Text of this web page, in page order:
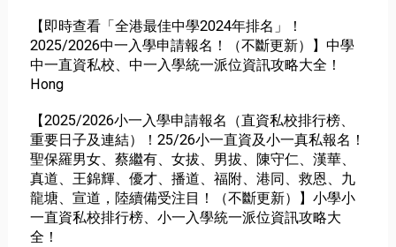
【即時查看「全港最佳中學2024年排名」！
2025/2026中一入學申請報名！（不斷更新）】中學
中一直資私校、中一入學統一派位資訊攻略大全！
Hong
【2025/2026小一入學申請報名（直資私校排行榜、
重要日子及連結）！25/26小一直資及小一真私報名！
聖保羅男女、蔡繼有、女拔、男拔、陳守仁、漢華、
真道、王錦輝、優才、播道、福附、港同、救恩、九
龍塘、宣道，陸續備受注目！（不斷更新）】小學小
一直資私校排行榜、小一入學統一派位資訊攻略大
全！